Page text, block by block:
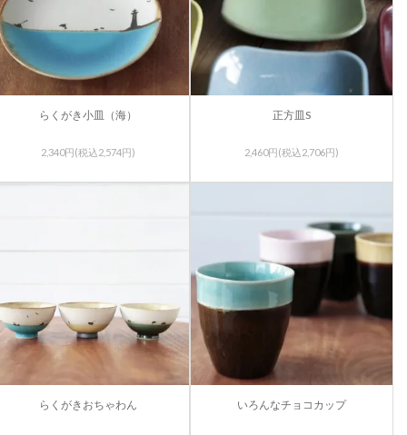
らくがき小皿（海）
2,340円(税込2,574円)
正方皿S
2,460円(税込2,706円)
らくがきおちゃわん いろんなチョコカップ